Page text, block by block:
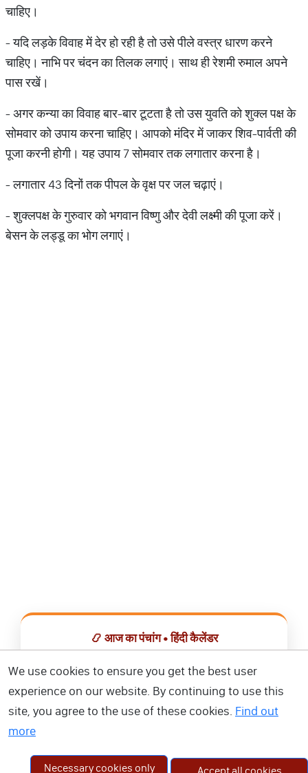
चाहिए।
- यदि लड़के विवाह में देर हो रही है तो उसे पीले वस्त्र धारण करने
चाहिए। नाभि पर चंदन का तिलक लगाएं। साथ ही रेशमी रुमाल अपने
पास रखें।
- अगर कन्या का विवाह बार-बार टूटता है तो उस युवति को शुक्ल पक्ष के
सोमवार को उपाय करना चाहिए। आपको मंदिर में जाकर शिव-पार्वती की
पूजा करनी होगी। यह उपाय 7 सोमवार तक लगातार करना है।
- लगातार 43 दिनों तक पीपल के वृक्ष पर जल चढ़ाएं।
- शुक्लपक्ष के गुरुवार को भगवान विष्णु और देवी लक्ष्मी की पूजा करें।
बेसन के लड्डू का भोग लगाएं।
📿 आज का पंचांग • हिंदी कैलेंडर
📅 हिंदी कैलेंडर ऐप डाउनलोड करें
We use cookies to ensure you get the best user
experience on our website. By continuing to use this
site, you agree to the use of these cookies. Find out
more
Necessary cookies only